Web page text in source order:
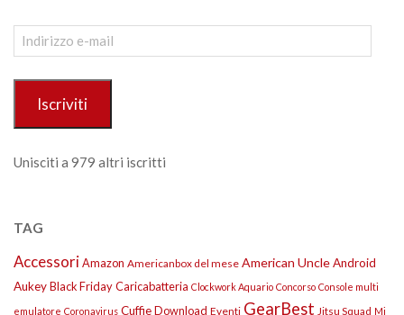
Indirizzo
e-
Iscriviti
Unisciti a 979 altri iscritti
TAG
AccessoriAmazon Americanbox del mese American UncleAndroid
AukeyBlack FridayCaricabatteria Clockwork Aquario Concorso Console multi
emulatore Coronavirus CuffieDownload Eventi GearBest Jitsu Squad Mi